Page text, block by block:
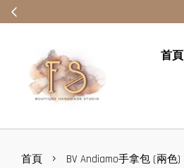
首頁
首頁 › BV Andiamo手拿包 (兩色)